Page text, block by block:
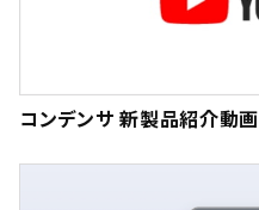
コンデンサ 新製品紹介動画